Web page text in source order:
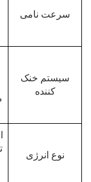
سرعت نامی
سیستم خنک
کننده
نوع انرژی